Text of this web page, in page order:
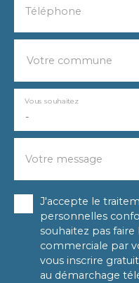
Téléphone
Votre commune
-
Vous souhaitez
Votre message
J'accepte le
personnelles
souhaitez pas
commerciale par
vous inscrire
au démarchage